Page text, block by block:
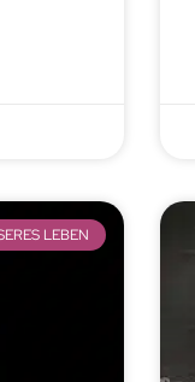
LEBEN